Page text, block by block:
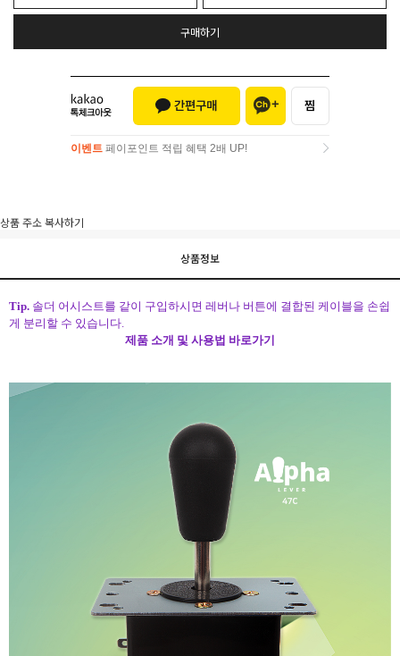
구매하기
이벤트 페이포인트 적립 혜택 2배 UP!
상품 주소 복사하기
상품정보
Tip. 솔더 어시스트를 같이 구입하시면 레버나 버튼에 결합된 케이블을 손쉽
게 분리할 수 있습니다.
제품 소개 및 사용법 바로가기